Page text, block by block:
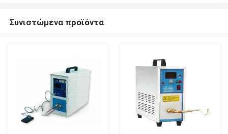
Συνιστώμενα προϊόντα